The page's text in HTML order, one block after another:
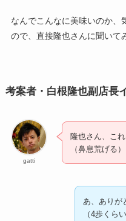
なんでこんなに美味いのか、
ので、直接隆也さんに聞いて
考案者・白根隆也副店長
gatti
隆也さん、こ
（鼻息荒げる）
あ、ありが
（4歩くら